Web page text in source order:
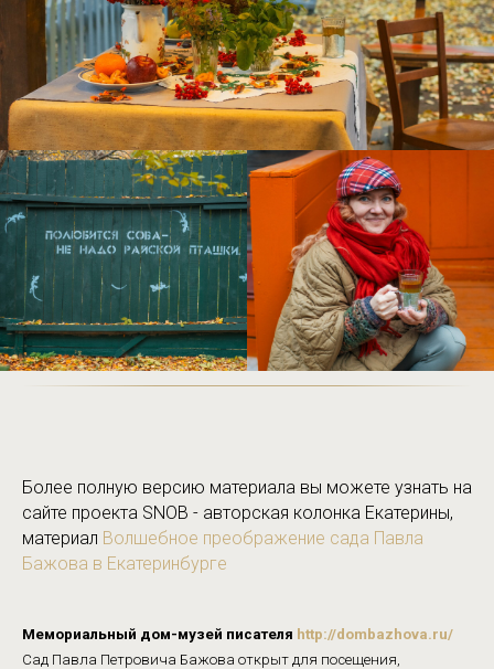
Более полную версию материала вы можете узнать на
сайте проекта SNOB - авторская колонка Екатерины,
материал Волшебное преображение сада Павла
Бажова в Екатеринбурге
Мемориальный дом-музей писателя http://dombazhova.ru/
Сад Павла Петровича Бажова открыт для посещения,